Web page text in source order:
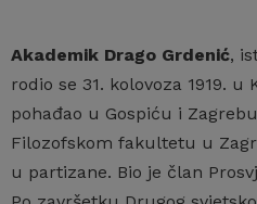
Akademik Drago Grdenić,
rodio se 31. kolovoza 1919.
pohađao u Gospiću i
Filozofskom fakultetu u
u partizane. Bio je član